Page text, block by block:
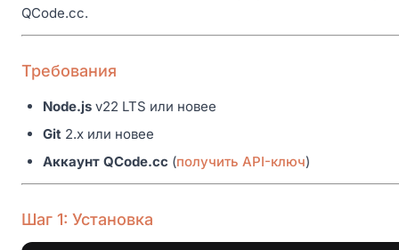
QCode.cc.
Требования
Node.js v22 LTS или новее
Git 2.x или новее
Аккаунт QCode.cc (получить API-ключ)
Шаг 1: Установка